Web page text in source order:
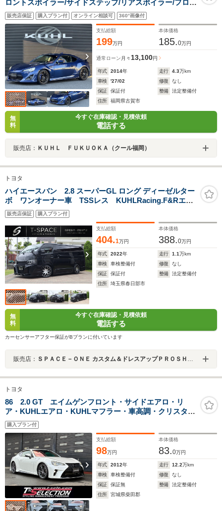
ロントスポイラー/サイドステップ/リアスポイラー/フロン
トフェンダー/WEDS製ホイール/クリスタルアイテールラ
ンプ/車検対応マフラー/シートヒーター
販売店保証 購入プラン付 オンライン相談可 360°画像付
支払総額
199万円
本体価格
185.0万円
通常ローン 月々13,100円
年式 2014年 走行 4.3万km
車検
'27/02 修復
なし
保証
保証付 整備
法定整備付
住所
福岡県古賀市
無
料
今すぐ在庫確認・見積依頼
電話する
販売店： ＫＵＨＬ ＦＵＫＵＯＫＡ（クール福岡）
トヨタ
ハイエースバン 2.8 スーパーGL ロング ディーゼルター
ボ ワンオーナー車 TSSレス KUHLRacing.F&Rエア
ロ・ボンネット MODELLISTA.Sエアロ 20AW ローダウ
ン COPLUSプラチナヘッドライト シーケンシャルテール
ALPINE11型フローティングナビ LINKSFACTORYベッド
キット
販売店保証 購入プラン付
支払総額
404.1万円
本体価格
388.0万円
年式 2022年 走行 1.1万km
車検
車検整備付 修復
なし
保証
保証付 整備
法定整備付
住所
埼玉県春日部市
無
料
今すぐ在庫確認・見積依頼
電話する
カーセンサーアフター保証がBプランに付いています
販売店： ＳＰＡＣＥ－ＯＮＥ カスタム＆ドレスアップＰＲＯＳＨＯＰ
トヨタ
86 2.0 GT エイムゲンフロント・サイドエアロ・リ
ア・KUHLエアロ・KUHLマフラー・車高調・クリスタル
アイヘッドライト&テールレンズ
購入プラン付
支払総額
98万円
本体価格
83.0万円
年式 2012年 走行 12.2万km
車検
車検整備付 修復
なし
保証
保証無 整備
法定整備付
住所
宮城県柴田郡